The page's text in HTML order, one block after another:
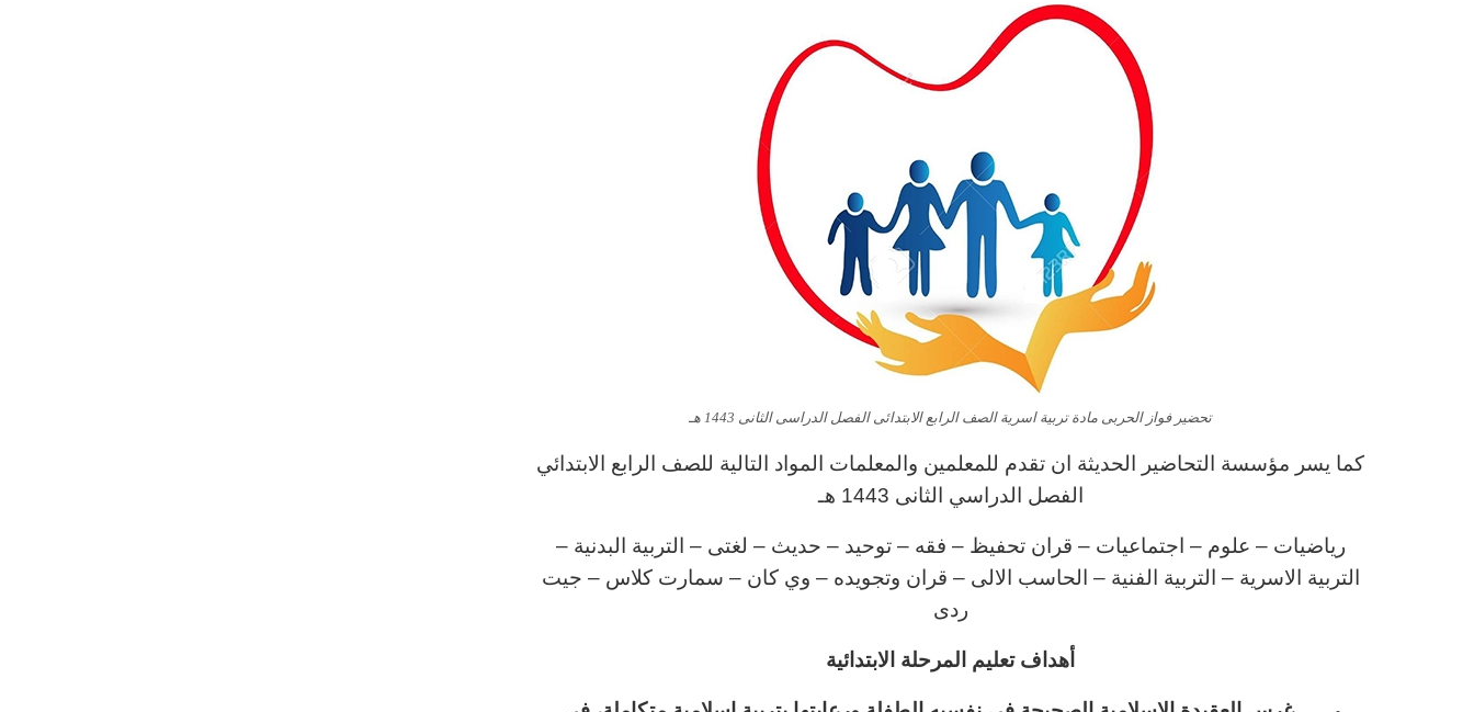
تحضير فواز الحربى مادة تربية اسرية الصف الرابع الابتدائى الفصل الدراسى الثانى 1443 هـ
كما يسر مؤسسة التحاضير الحديثة ان تقدم للمعلمين والمعلمات المواد التالية للصف الرابع الابتدائي
الفصل الدراسي الثانى 1443 هـ
رياضيات – علوم – اجتماعيات – قران تحفيظ – فقه – توحيد – حديث – لغتى – التربية البدنية –
التربية الاسرية – التربية الفنية – الحاسب الالى – قران وتجويده – وي كان – سمارت كلاس – جيت
ردى
أهداف تعليم المرحلة الابتدائية